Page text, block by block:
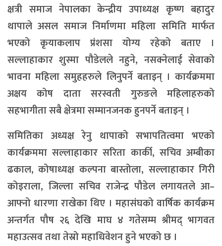
क्षत्री समाज नेपालका केन्द्रीय उपाध्यक्ष कृष्ण बहादुर
थापाले असल समाज निर्माणमा महिला समिति मार्फत
भएको कृयाकलाप प्रंशसा योग्य रहेको बताए ।
सल्लाहाकार शुस्मा पौडेलले नहुने, नसक्नेलाई सेवाको
भावना महिला समुहहरुले लिनुपर्ने बताइन् । कार्यक्रममा
अक्षय कोष दाता सरस्वती गुरुङले महिलाहरुको
सहभागीता सबै क्षेत्रमा सम्मानजनक हुनपर्ने बताइन् ।
समितिका अध्यक्ष रेनु थापाको सभापतित्वमा भएको
कार्यक्रममा सल्लाहाकार सरिता कार्की, सचिव अम्बीका
ढकाल, कोषाध्यक्ष कल्पना बास्तोला, सल्लाहाकार गिरी
कोइराला, जिल्ला सचिव राजेन्द्र पौडेल लगायतले आ–
आफ्नो धारणा राखेका थिए । महासंघको वार्षिक कार्यक्रम
अन्तर्गत पौष २६ देखि माघ ४ गतेसम्म श्रीमद् भागवत
महाउत्सव तथा तेस्रो महाधिवेशन हुने भएको छ ।